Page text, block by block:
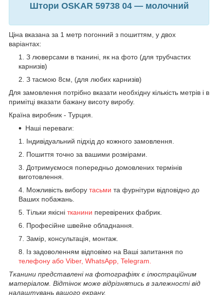
Штори OSKAR 59738 04 — молочний
Ціна вказана за 1 метр погонний з пошиттям, у двох
варіантах:
З люверсами в тканині, як на фото (для трубчастих
карнизів)
З тасмою 8см, (для любих карнизів)
Для замовлення потрібно вказати необхідну кількість метрів і в
примітці вказати бажану висоту виробу.
Країна виробник - Турция.
Наші переваги:
Індивідуальний підхід до кожного замовлення.
Пошиття точно за вашими розмірами.
Дотримуємося попередньо домовлених термінів
виготовлення.
Можливість вибору тасьми та фурнітури відповідно до
Ваших побажань.
Тільки якісні тканини перевірених фабрик.
Професійне швейне обладнання.
Замір, консультація, монтаж.
Із задоволенням відповімо на Ваші запитання по
телефону або Viber, WhatsApp, Telegram.
Тканини представлені на фотографіях є ілюстраційним
матеріалом. Відтінок може відрізнятись в залежності від
налаштувань вашого екрану.